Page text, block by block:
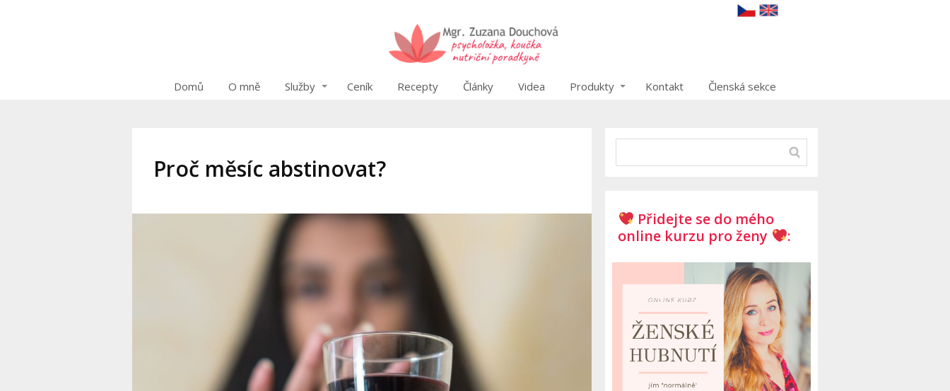
Domů O mně Služby Ceník Recepty Články Videa Produkty Kontakt Členská sekce
Proč měsíc abstinovat?
Přidejte se do mého
online kurzu pro ženy
: